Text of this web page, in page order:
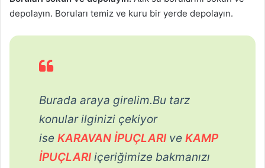
depolayın. Boruları temiz ve kuru bir yerde depolayın.
Burada araya girelim.Bu tarz
konular ilginizi çekiyor
ise KARAVAN İPUÇLARIve KAMP
İPUÇLARIiçeriğimize bakmanızı